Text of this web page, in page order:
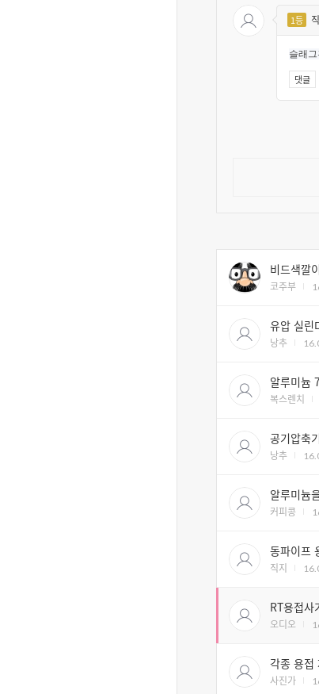
1등
슬래
댓글
비드색깔
코주부
유압 실린
낭추
알루미늄
복스렌치
공기압축
낭추
알루미늄
커피콩
동파이프
직지
RT용접사
오디오
각종 용접
사진가